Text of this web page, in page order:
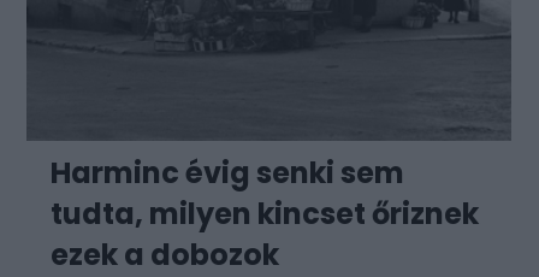
Harminc évig senki sem
tudta, milyen kincset őriznek
ezek a dobozok